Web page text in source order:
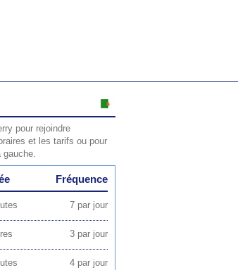
pour rejoindre
et les tarifs ou pour
gauche.
Fréquence
7 par jour
3 par jour
4 par jour